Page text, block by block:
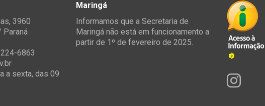
3960
Paraná
6863
a sexta, das 09
Maringá
Informamos que a Secretaria de
Maringá não está em funcionamento a
partir de 1º de fevereiro de 2025.